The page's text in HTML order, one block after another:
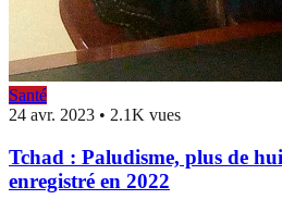
Santé
24 avr. 2023 • 2.1K vues
Tchad : Paludisme, plus de
enregistré en 2022